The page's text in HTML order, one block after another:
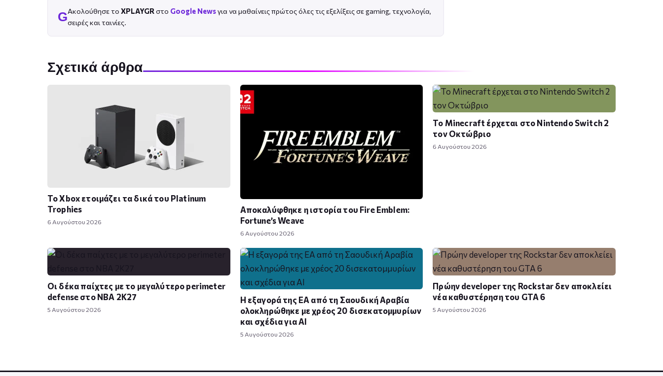
GΑκολούθησε το XPLAYGR στο Google Newsγια να μαθαίνεις πρώτος όλες τις εξελίξεις σε gaming, τεχνολογία,
σειρές και ταινίες.
Σχετικά άρθρα
Το Xbox ετοιμάζει τα δικά του Platinum
Trophies
6 Αυγούστου 2026
Αποκαλύφθηκε η ιστορία του Fire Emblem:
Fortune’s Weave
6 Αυγούστου 2026
Το Minecraft έρχεται στο Nintendo Switch 2
τον Οκτώβριο
6 Αυγούστου 2026
Οι δέκα παίχτες με το μεγαλύτερο perimeter
defense στο NBA 2K27
5 Αυγούστου 2026
Η εξαγορά της EA από τη Σαουδική Αραβία
ολοκληρώθηκε με χρέος 20 δισεκατομμυρίων
και σχέδια για AI
5 Αυγούστου 2026
Πρώην developer της Rockstar δεν αποκλείει
νέα καθυστέρηση του GTA 6
5 Αυγούστου 2026